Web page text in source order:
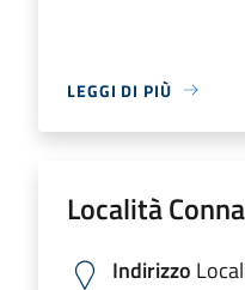
LEGGI DI PIÙ
Località Conna
Indirizzo